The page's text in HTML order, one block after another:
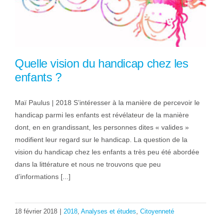
Quelle vision du handicap chez les
enfants ?
Maï Paulus | 2018 S’intéresser à la manière de percevoir le
handicap parmi les enfants est révélateur de la manière
dont, en en grandissant, les personnes dites « valides »
modifient leur regard sur le handicap. La question de la
vision du handicap chez les enfants a très peu été abordée
dans la littérature et nous ne trouvons que peu
d’informations [...]
18 février 2018 2018 Analyses et études Citoyenneté